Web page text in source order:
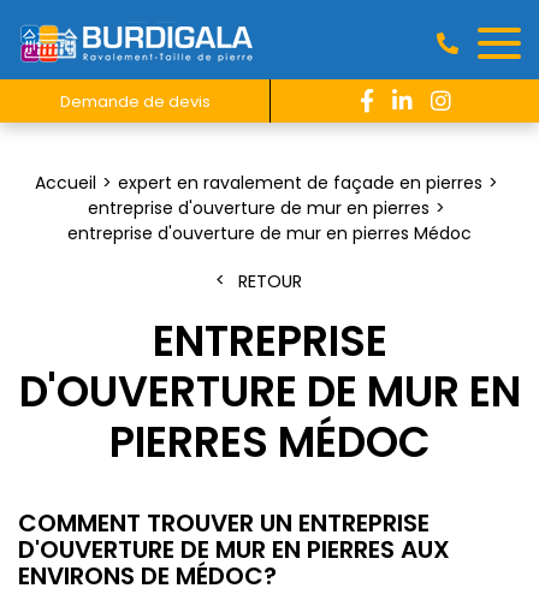
Demande de devis
Accueil
expert en ravalement de façade en pierres
entreprise d'ouverture de mur en pierres
entreprise d'ouverture de mur en pierres Médoc
RETOUR
ENTREPRISE
D'OUVERTURE DE MUR EN
PIERRES MÉDOC
COMMENT TROUVER UN ENTREPRISE
D'OUVERTURE DE MUR EN PIERRES AUX
ENVIRONS DE MÉDOC?